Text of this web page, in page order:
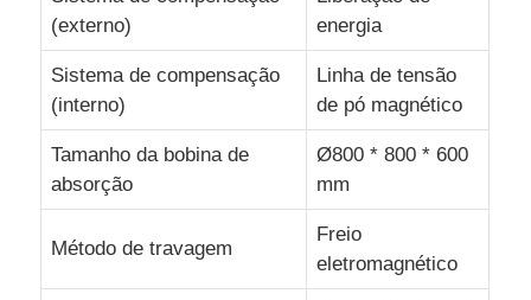
máquina de rebobinar
transporte fora da máquina
Máquina de embalagem de cabo
(externo)
energia
Sistema de compensação
(interno)
Linha de tensão
de pó magnético
Tamanho da bobina de
absorção
Ø800 * 800 * 600
mm
Método de travagem
Freio
eletromagnético